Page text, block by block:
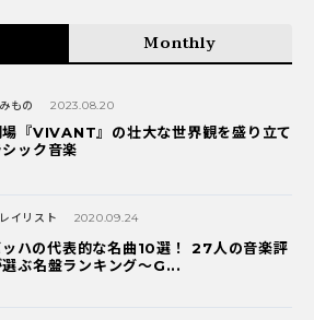
Monthly
もの 2023.08.20
場『VIVANT』の壮大な世界観を盛り立て
ック音楽
イリスト 2020.09.24
ハの代表的な名曲10選！ 27人の音楽評
ぶ名盤ランキング〜G...